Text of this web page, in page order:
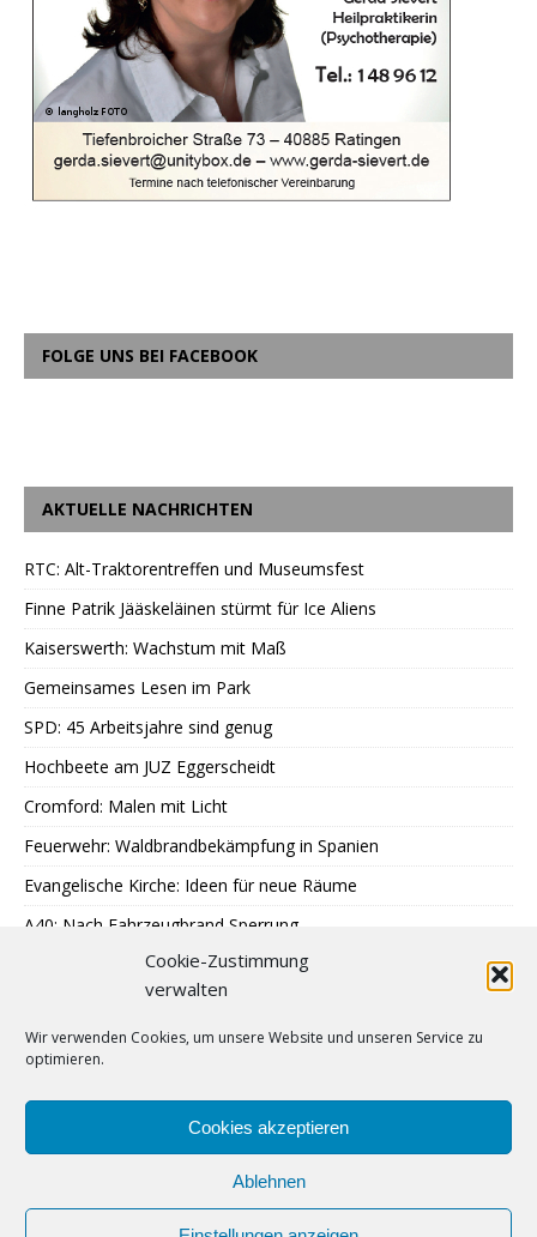
Cookie-Zustimmung
verwalten
Wir verwenden Cookies, um unsere Website und unseren Service zu
optimieren.
Cookies akzeptieren
Ablehnen
FOLGE UNS BEI FACEBOOK
AKTUELLE NACHRICHTEN
RTC: Alt-Traktorentreffen und Museumsfest
Finne Patrik Jääskeläinen stürmt für Ice Aliens
Kaiserswerth: Wachstum mit Maß
Gemeinsames Lesen im Park
SPD: 45 Arbeitsjahre sind genug
Hochbeete am JUZ Eggerscheidt
Cromford: Malen mit Licht
Feuerwehr: Waldbrandbekämpfung in Spanien
Evangelische Kirche: Ideen für neue Räume
A40: Nach Fahrzeugbrand Sperrung
MercatorJazz im September
Breitscheid feiert 13. Schlossfest
Katenbüll hinterm Deich in Nordfriesland
Jubiläums-Journal unmittelbar erschienen